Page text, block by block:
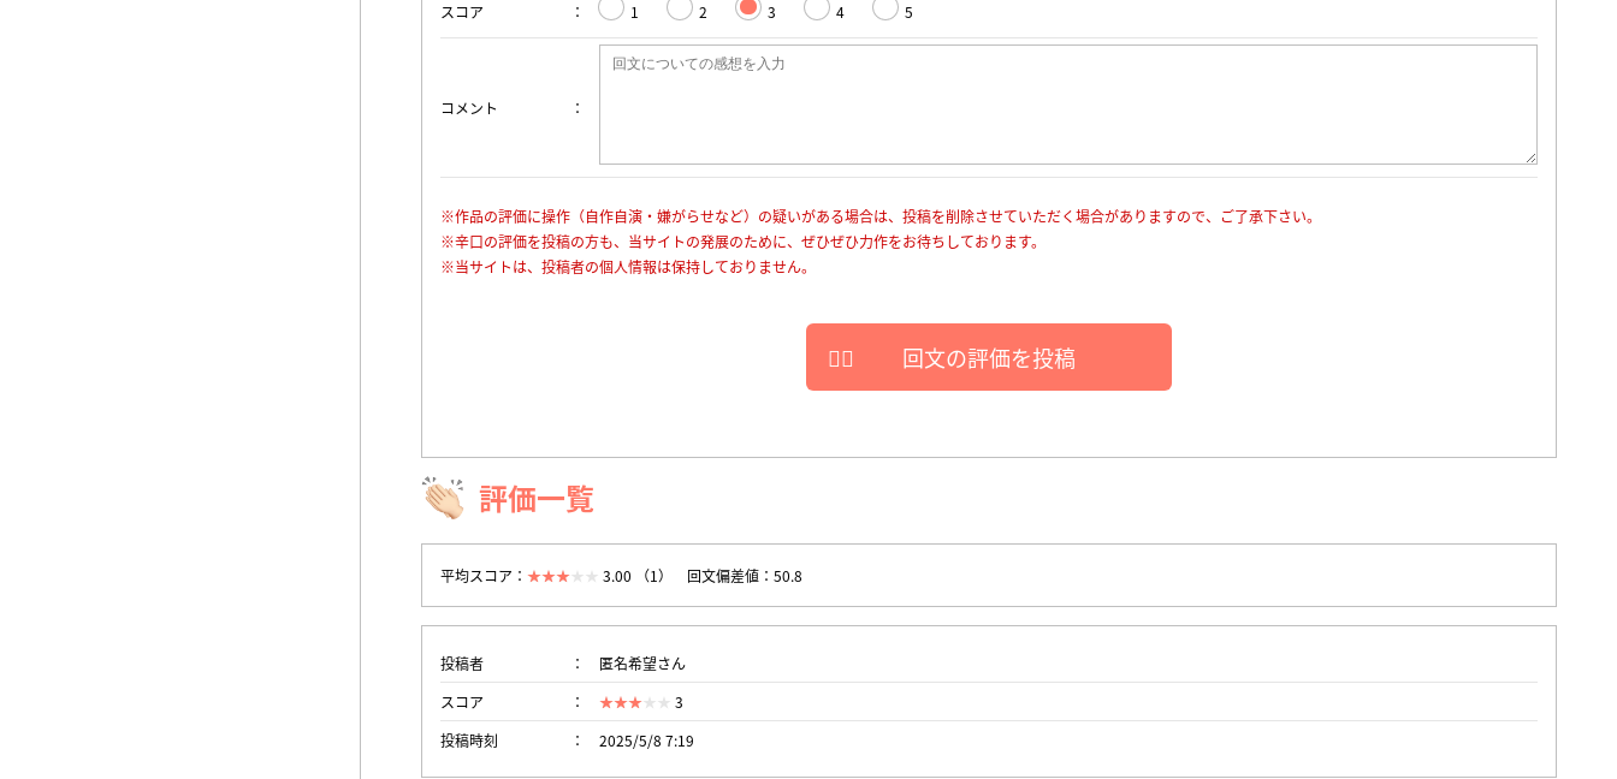
スコア 1 2 3 4 5
コメント
※作品の評価に操作（自作自演・嫌がらせなど）の疑いがある場合は、投稿を削除させていただく場合がありますので、ご了承下さい。
※辛口の評価を投稿の方も、当サイトの発展のために、ぜひぜひ力作をお待ちしております。
※当サイトは、投稿者の個人情報は保持しておりません。
回文の評価を投稿
評価一覧
平均スコア： 3.00 （1） 回文偏差値：50.8
投稿者
匿名希望さん
スコア
3
投稿時刻
2025/5/8 7:19